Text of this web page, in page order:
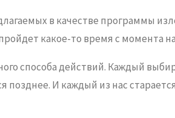
в качестве программы
какое-то время с момента
способа действий. Каждый
И каждый из нас